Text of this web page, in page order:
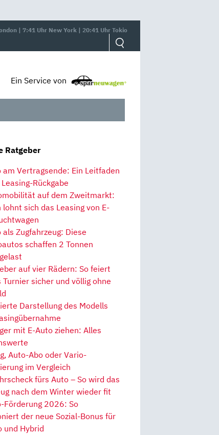
| 7:41 Uhr New York | 20:41 Uhr Tokio
Ein Service von
Ratgeber
am Vertragsende: Ein Leitfaden
Rückgabe
auf dem Zweitmarkt:
lohnt sich das Leasing von E-
als Zugfahrzeug: Diese
schaffen 2 Tonnen
auf vier Rädern: So feiert
Turnier sicher und völlig ohne
Darstellung des Modells
mit E-Auto ziehen: Alles
Auto-Abo oder Vario-
im Vergleich
fürs Auto – So wird das
nach dem Winter wieder fit
Förderung 2026: So
der neue Sozial-Bonus für
und Hybrid